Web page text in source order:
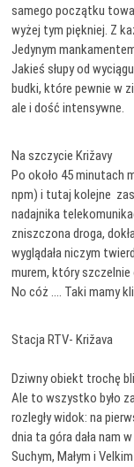
samego początku
wyżej tym piękniej. Z
Jedynym
Jakieś słupy od
budki, które pewnie w
ale i dość intensywne.
Na szczycie Križavy
Po około 45 minutach
npm) i tutaj kolejne
nadajnika
zniszczona droga,
wyglądała niczym
murem, który szczelnie
No cóż …. Taki mamy
Stacja RTV- Križava
Dziwny obiekt trochę
Ale to wszystko było
rozległy widok: na
dnia ta góra dała nam
Suchym, Małym i